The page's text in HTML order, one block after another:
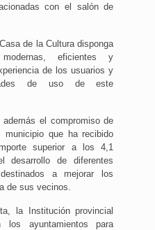
con el salón de
de la Cultura disponga
eficientes y
de los usuarios y
de uso de este
además el compromiso de
municipio que ha recibido
superior a los 4,1
desarrollo de diferentes
a mejorar los
de sus vecinos.
la Institución provincial
los ayuntamientos para